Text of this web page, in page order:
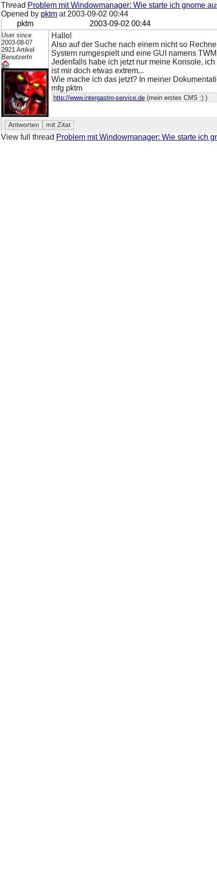
Thread Problem mit Windowmanager: Wie starte ich gnome
Opened by pktm at 2003-09-02 00:44
pktm
2003-09-02 00:44
User since
2003-08-07
2921 Artikel
BenutzerIn
Hallo!
Also auf der Suche nach einem nicht so
System rumgespielt und eine GUI namens
Jedenfalls habe ich jetzt nur meine Konsole,
ist mir doch etwas extrem...
Wie mache ich das jetzt? In meiner
mfg pktm
http://www.intergastro-service.de(mein erstes CMS :) )
View full thread Problem mit Windowmanager: Wie starte ich